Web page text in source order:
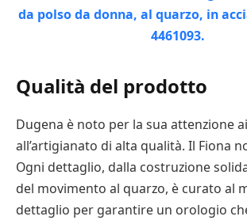
Qualità del prodotto
Dugena è noto per la sua attenzione
all’artigianato di alta qualità. Il Fiona
Ogni dettaglio, dalla costruzione
del movimento al quarzo, è curato al
dettaglio per garantire un orologio